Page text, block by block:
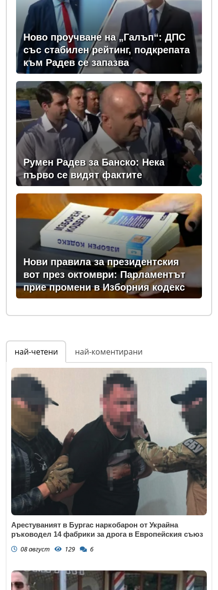
Ново проучване на „Галъп“: ДПС
със стабилен рейтинг, подкрепата
към Радев се запазва
Румен Радев за Банско: Нека
първо се видят фактите
Нови правила за президентския
вот през октомври: Парламентът
прие промени в Изборния кодекс
най-четени най-коментирани
Арестуваният в Бургас наркобарон от Украйна
ръководел 14 фабрики за дрога в Европейския съюз
08 август 129 6